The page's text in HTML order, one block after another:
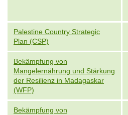
Palestine Country Strategic
Plan (CSP)
Bekämpfung von
Mangelernährung und Stärkung
der Resilienz in Madagaskar
(WFP)
Bekämpfung von